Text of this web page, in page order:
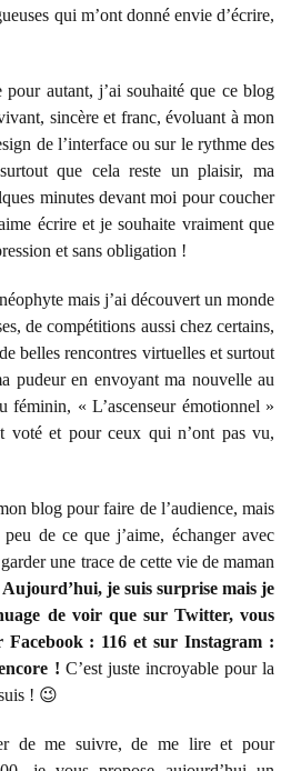
qui m’ont donné envie d’écrire,
autant, j’ai souhaité que ce blog
sincère et franc, évoluant à mon
de l’interface ou sur le rythme des
que cela reste un plaisir, ma
minutes devant moi pour coucher
écrire et je souhaite vraiment que
et sans obligation !
mais j’ai découvert un monde
de compétitions aussi chez certains,
belles rencontres virtuelles et surtout
pudeur en envoyant ma nouvelle au
féminin, « L’ascenseur émotionnel »
voté et pour ceux qui n’ont pas vu,
blog pour faire de l’audience, mais
de ce que j’aime, échanger avec
une trace de cette vie de maman
Aujourd’hui, je suis surprise mais je
de voir que sur Twitter, vous
Facebook : 116 et sur Instagram :
! C’est juste incroyable pour la
! 😉
de me suivre, de me lire et pour